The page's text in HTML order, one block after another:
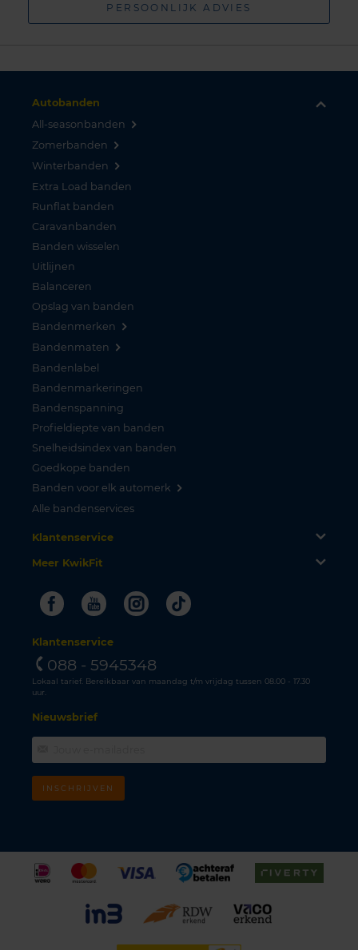
PERSOONLIJK ADVIES
Autobanden
All-seasonbanden
Zomerbanden
Winterbanden
Extra Load banden
Runflat banden
Caravanbanden
Banden wisselen
Uitlijnen
Balanceren
Opslag van banden
Bandenmerken
Bandenmaten
Bandenlabel
Bandenmarkeringen
Bandenspanning
Profieldiepte van banden
Snelheidsindex van banden
Goedkope banden
Banden voor elk automerk
Alle bandenservices
Klantenservice
Meer KwikFit
FacebookYoutubeInstagram
Tiktok
Klantenservice
088 - 5945348
Lokaal tarief. Bereikbaar van maandag t/m vrijdag tussen 08.00 - 17.30
uur.
Nieuwsbrief
INSCHRIJVEN